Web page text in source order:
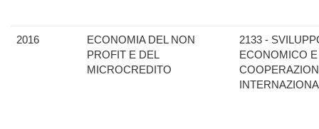
2016
ECONOMIA DEL NON
PROFIT E DEL
MICROCREDITO
2133 -
ECONOMICO E